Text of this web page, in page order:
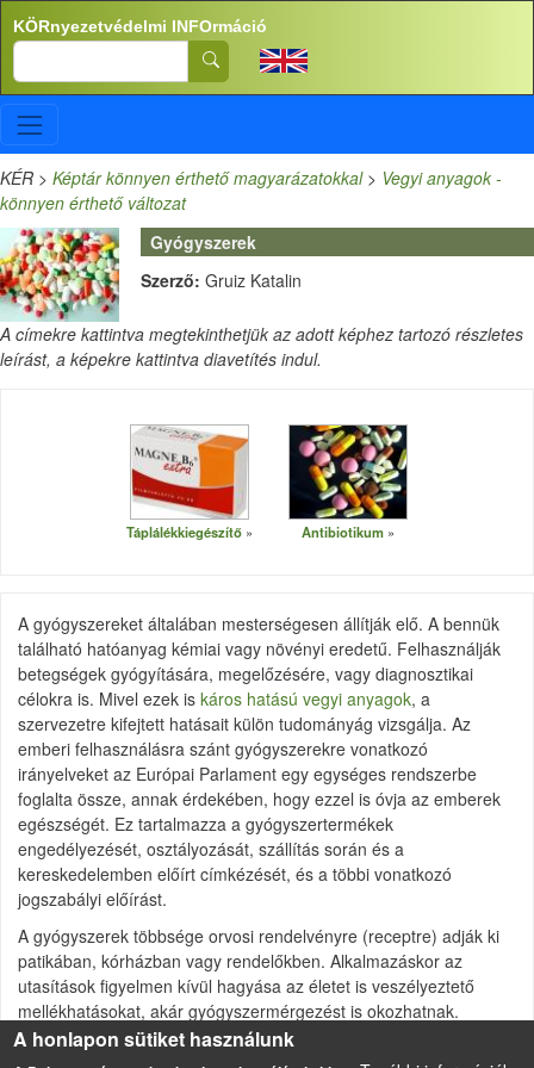
Ugrás a tartalomra
KÖRnyezetvédelmi INFOrmáció
Search
KÉR > Képtár könnyen érthető magyarázatokkal> Vegyi anyagok -
könnyen érthető változat
Gyógyszerek
Szerző: Gruiz Katalin
A címekre kattintva megtekinthetjük az adott képhez tartozó részletes
leírást, a képekre kattintva diavetítés indul.
Táplálékkiegészítő Antibiotikum
A gyógyszereket általában mesterségesen állítják elő. A bennük
található hatóanyag kémiai vagy növényi eredetű. Felhasználják
betegségek gyógyítására, megelőzésére, vagy diagnosztikai
célokra is. Mivel ezek is káros hatású vegyi anyagok, a
szervezetre kifejtett hatásait külön tudományág vizsgálja. Az
emberi felhasználásra szánt gyógyszerekre vonatkozó
irányelveket az Európai Parlament egy egységes rendszerbe
foglalta össze, annak érdekében, hogy ezzel is óvja az emberek
egészségét. Ez tartalmazza a gyógyszertermékek
engedélyezését, osztályozását, szállítás során és a
kereskedelemben előírt címkézését, és a többi vonatkozó
jogszabályi előírást.
A gyógyszerek többsége orvosi rendelvényre (receptre) adják ki
patikában, kórházban vagy rendelőkben. Alkalmazáskor az
utasítások figyelmen kívül hagyása az életet is veszélyeztető
mellékhatásokat, akár gyógyszermérgezést is okozhatnak.
Vannak olyan gyógyszerek, amelyek recept nélkül is kaphatók,
ezek kisebb kiszerelésű, enyhébb hatású szerek, azonban
A honlapon sütiket használunk